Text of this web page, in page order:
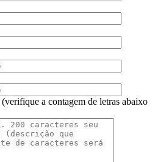
(verifique a contagem de letras abaixo